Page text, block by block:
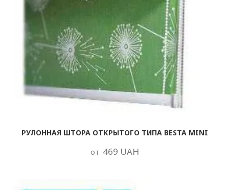
РУЛОННАЯ ШТОРА ОТКРЫТОГО ТИПА BESTA MINI
от 469 UAH